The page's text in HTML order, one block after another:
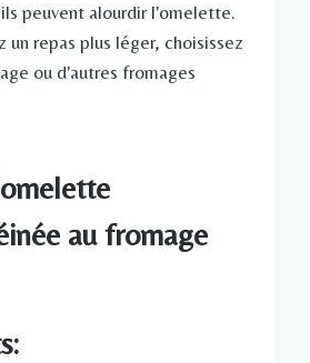
peuvent alourdir l'omelette.
un repas plus léger, choisissez
ou d'autres fromages
au fromage